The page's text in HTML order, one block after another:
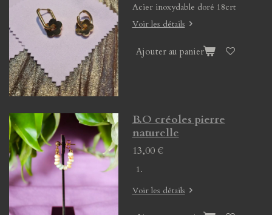
Acier inoxydable doré 18crt
Voir les détails
Ajouter au panier
B.O créoles pierre
naturelle
13,00 €
Voir les détails